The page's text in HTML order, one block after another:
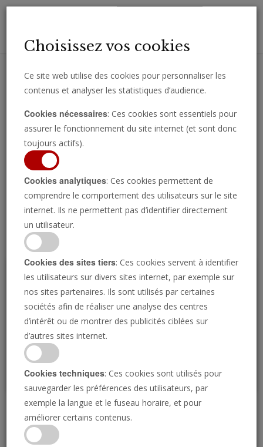
importantes directement par e-mail.
Regarder l’émission
P
Un espoir vivant
Choisissez vos cookies
Ce site web utilise des cookies pour personnaliser les
contenus et analyser les statistiques d’audience.
Cookies nécessaires: Ces cookies sont essentiels pour
assurer le fonctionnement du site internet (et sont donc
toujours actifs).
Cookies analytiques: Ces cookies permettent de
comprendre le comportement des utilisateurs sur le site
internet. Ils ne permettent pas d’identifier directement
un utilisateur.
Cookies des sites tiers: Ces cookies servent à identifier
les utilisateurs sur divers sites internet, par exemple sur
nos sites partenaires. Ils sont utilisés par certaines
sociétés afin de réaliser une analyse des centres
d’intérêt ou de montrer des publicités ciblées sur
d’autres sites internet.
Cookies techniques: Ces cookies sont utilisés pour
sauvegarder les préférences des utilisateurs, par
exemple la langue et le fuseau horaire, et pour
améliorer certains contenus.